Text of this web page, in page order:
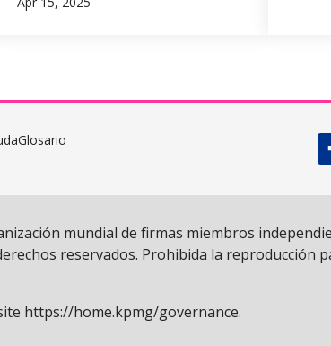
Glosario
mundial de firmas miembros
reservados. Prohibida la reproducción
https://home.kpmg/governance.